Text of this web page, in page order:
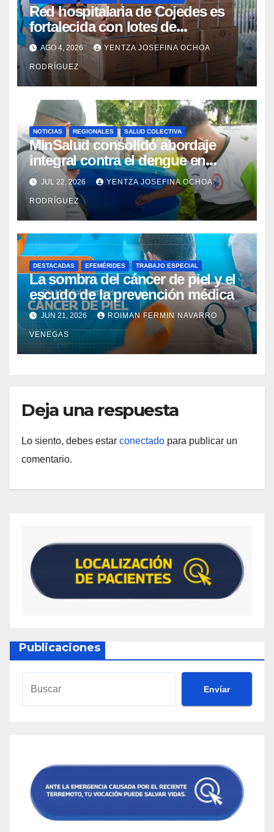
Red hospitalaria de Cojedes es
fortalecida con lotes de
medicamentos
AGO 4, 2026 YENTZA JOSEFINA OCHOA
RODRÍGUEZ
NOTICIAS REGIONALES SALUD COLECTIVA
MinSalud consolidó abordaje
integral contra el dengue en
Cojedes
JUL 22, 2026 YENTZA JOSEFINA OCHOA
RODRÍGUEZ
DESTACADAS EFEMÉRIDES TRABAJO ESPECIAL
La sombra del cáncer de piel y el
escudo de la prevención médica
JUN 21, 2026 ROIMAN FERMIN NAVARRO
VENEGAS
Deja una respuesta
Lo siento, debes estar conectado para publicar un
comentario.
Publicaciones
Envíar